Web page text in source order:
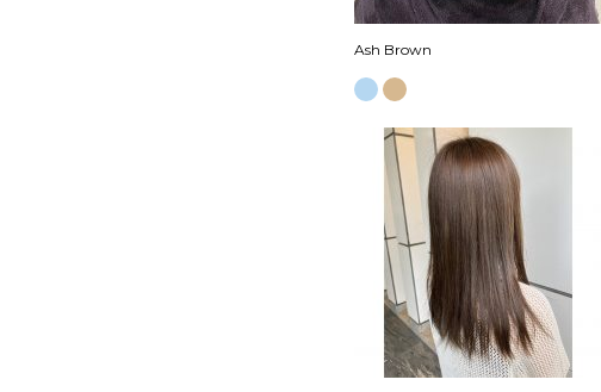
Ash Brown